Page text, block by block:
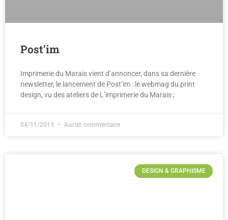
Post’im
Imprimerie du Marais vient d’annoncer, dans sa dernière
newsletter, le lancement de Post’im : le webmag du print
design, vu des ateliers de L’imprimerie du Marais ;
04/11/2013 Aucun commentaire
DESIGN & GRAPHISME